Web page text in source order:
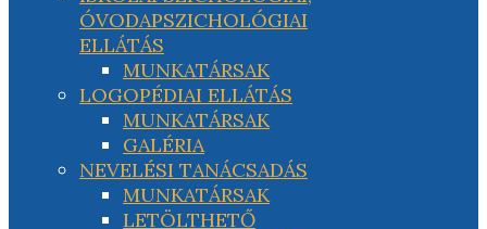
ÓVODAPSZICHOLÓGIAI
ELLÁTÁS
MUNKATÁRSAK
LOGOPÉDIAI ELLÁTÁS
MUNKATÁRSAK
GALÉRIA
NEVELÉSI TANÁCSADÁS
MUNKATÁRSAK
LETÖLTHETŐ